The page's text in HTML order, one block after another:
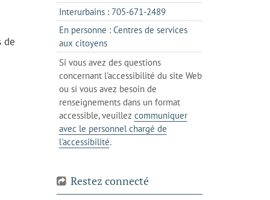
de
de
dans
un
client
téléphone
Interurbains : 705-671-2489s'ouvre
dans
client
votre
En personne : Centres de services
aux citoyenss'ouvre
dans
l'onglet
actuel
Si vous avez des questions
concernant l'accessibilité du site Web
ou si vous avez besoin de
renseignements dans un format
accessible, veuillez communiquer
avec le personnel chargé de
l'accessibilité.
Restez connecté